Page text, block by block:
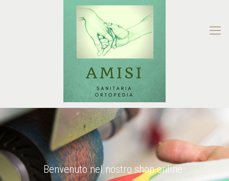
Benvenuto nel nostro shop online